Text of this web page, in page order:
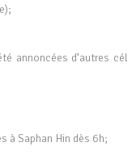
annoncées d’autres
à Saphan Hin dès 6h;